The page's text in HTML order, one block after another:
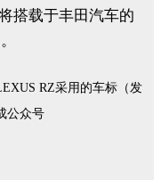
搭载于丰田汽车的
RZ采用的车标（发
公众号